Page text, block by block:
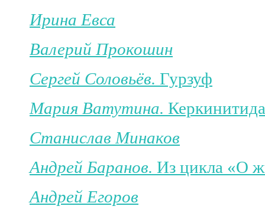
Ирина Евса
Валерий Прокошин
Сергей Соловьёв. Гурзуф
Мария Ватутина. Керкинитида
Станислав Минаков
Андрей Баранов. Из цикла «О
Андрей Егоров